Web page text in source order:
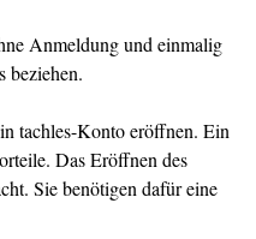
Anmeldung und einmalig
beziehen.
tachles-Konto eröffnen. Ein
Das Eröffnen des
Sie benötigen dafür eine